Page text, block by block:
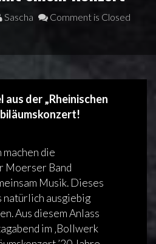
Sascha Comment is Closed
der „Rheinischen
machen die
Moerser Band
Musik. Dieses
natürlich ausgiebig
Aus diesem Anlass
im ‚Bollwerk